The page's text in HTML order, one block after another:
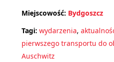
Miejscowość: Bydgoszcz
Tagi: wydarzenia,
pierwszego transportu do
Auschwitz